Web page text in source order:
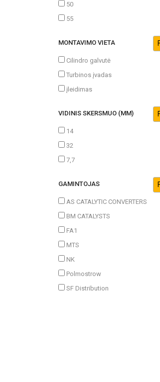
50
55
MONTAVIMO VIETA
Cilindro galvutė
Turbinos įvadas
įleidimas
VIDINIS SKERSMUO (MM)
14
32
7,7
GAMINTOJAS
AS CATALYTIC CONVERTERS
BM CATALYSTS
FA1
MTS
NK
Polmostrow
SF Distribution